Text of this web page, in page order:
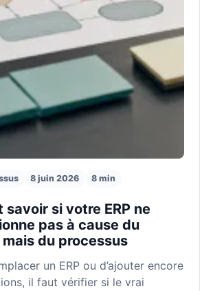
8 juin 2026 8 min
savoir si votre ERP ne
pas à cause du
du processus
un ERP ou d’ajouter encore
il faut vérifier si le vrai